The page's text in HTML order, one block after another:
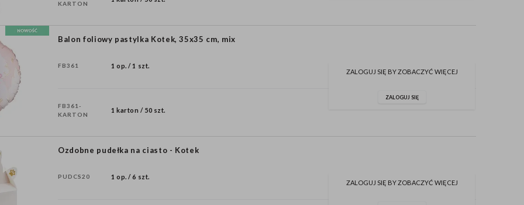
KARTON
Balon foliowy pastylka Kotek, 35x35 cm, mix
FB361 1 op. / 1 szt.
FB361-
KARTON
1 karton / 50 szt.
ZALOGUJ SIĘ BY ZOBACZYĆ WIĘCEJ
ZALOGUJ SIĘ
Ozdobne pudełka na ciasto - Kotek
PUDCS20 1 op. / 6 szt.
ZALOGUJ SIĘ BY ZOBACZYĆ WIĘCEJ